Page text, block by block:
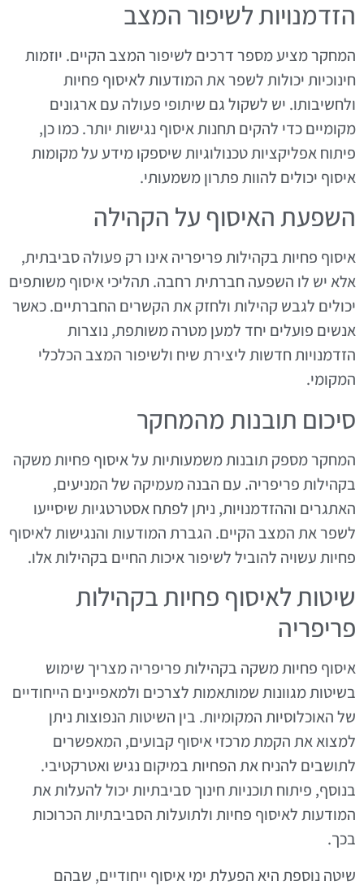
הזדמנויות לשיפור המצב
המחקר מציע מספר דרכים לשיפור המצב הקיים. יוזמות
חינוכיות יכולות לשפר את המודעות לאיסוף פחיות
ולחשיבותו. יש לשקול גם שיתופי פעולה עם ארגונים
מקומיים כדי להקים תחנות איסוף נגישות יותר. כמו כן,
פיתוח אפליקציות טכנולוגיות שיספקו מידע על מקומות
איסוף יכולים להוות פתרון משמעותי.
השפעת האיסוף על הקהילה
איסוף פחיות בקהילות פריפריה אינו רק פעולה סביבתית,
אלא יש לו השפעה חברתית רחבה. תהליכי איסוף משותפים
יכולים לגבש קהילות ולחזק את הקשרים החברתיים. כאשר
אנשים פועלים יחד למען מטרה משותפת, נוצרות
הזדמנויות חדשות ליצירת שיח ולשיפור המצב הכלכלי
המקומי.
סיכום תובנות מהמחקר
המחקר מספק תובנות משמעותיות על איסוף פחיות משקה
בקהילות פריפריה. עם הבנה מעמיקה של המניעים,
האתגרים וההזדמנויות, ניתן לפתח אסטרטגיות שיסייעו
לשפר את המצב הקיים. הגברת המודעות והנגישות לאיסוף
פחיות עשויה להוביל לשיפור איכות החיים בקהילות אלו.
שיטות לאיסוף פחיות בקהילות
פריפריה
איסוף פחיות משקה בקהילות פריפריה מצריך שימוש
בשיטות מגוונות שמותאמות לצרכים ולמאפיינים הייחודיים
של האוכלוסיות המקומיות. בין השיטות הנפוצות ניתן
למצוא את הקמת מרכזי איסוף קבועים, המאפשרים
לתושבים להניח את הפחיות במיקום נגיש ואטרקטיבי.
בנוסף, פיתוח תוכניות חינוך סביבתיות יכול להעלות את
המודעות לאיסוף פחיות ולתועלות הסביבתיות הכרוכות
בכך.
שיטה נוספת היא הפעלת ימי איסוף ייחודיים, שבהם